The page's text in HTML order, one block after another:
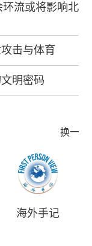
环流或将影响北
击与体育
明密码
换一批
海外手记